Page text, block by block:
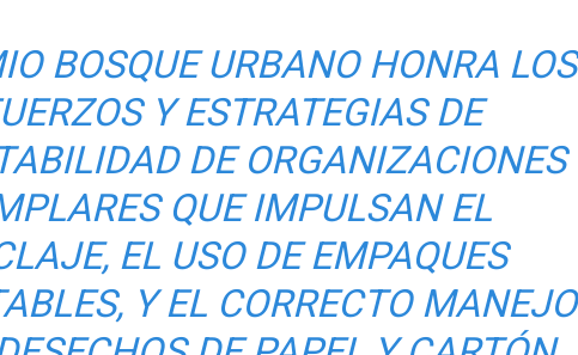
BOSQUE URBANO HONRA LOS
Y ESTRATEGIAS DE
DE ORGANIZACIONES
QUE IMPULSAN EL
EL USO DE EMPAQUES
Y EL CORRECTO MANEJO